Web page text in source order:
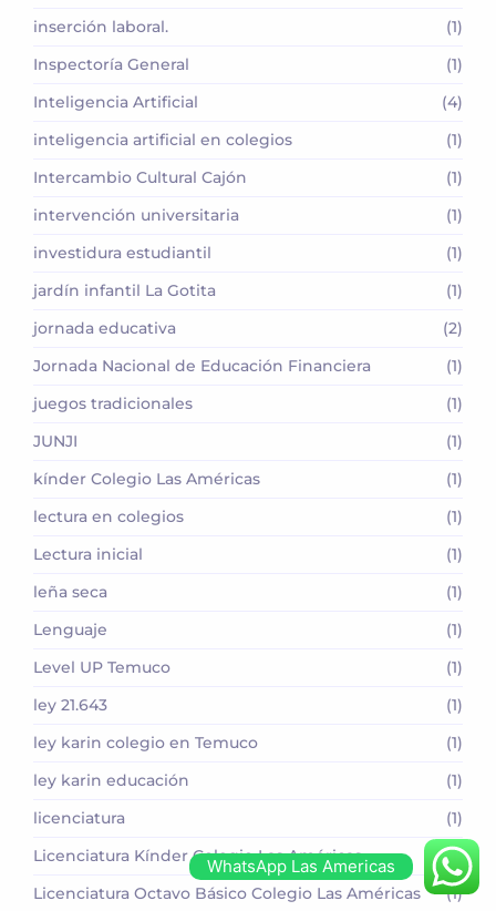
inserción laboral.
(1)
Inspectoría General
(1)
Inteligencia Artificial
(4)
inteligencia artificial en colegios
(1)
Intercambio Cultural Cajón
(1)
intervención universitaria
(1)
investidura estudiantil
(1)
jardín infantil La Gotita
(1)
jornada educativa
(2)
Jornada Nacional de Educación Financiera
(1)
juegos tradicionales
(1)
JUNJI
(1)
kínder Colegio Las Américas
(1)
lectura en colegios
(1)
Lectura inicial
(1)
leña seca
(1)
Lenguaje
(1)
Level UP Temuco
(1)
ley 21.643
(1)
ley karin colegio en Temuco
(1)
ley karin educación
(1)
licenciatura
(1)
Licenciatura Kínder Colegio Las Américas
(1)
Licenciatura Octavo Básico Colegio Las Américas
(1)
WhatsApp Las Americas